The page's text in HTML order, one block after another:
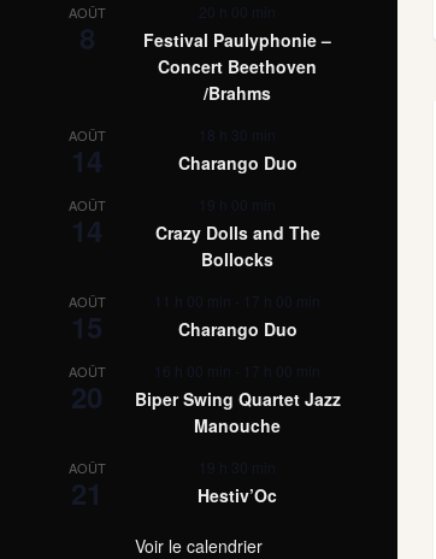
AOÛT
8
20 h 00 min
Festival Paulyphonie –
Concert Beethoven
/Brahms
AOÛT
14
18 h 30 min
Charango Duo
AOÛT
14
19 h 00 min
Crazy Dolls and The
Bollocks
AOÛT
15
11 h 00 min - 17 h 00 min
Charango Duo
AOÛT
20
16 h 00 min - 17 h 00 min
Biper Swing Quartet Jazz
Manouche
AOÛT
21
19 h 30 min
Hestiv’Oc
Voir le calendrier